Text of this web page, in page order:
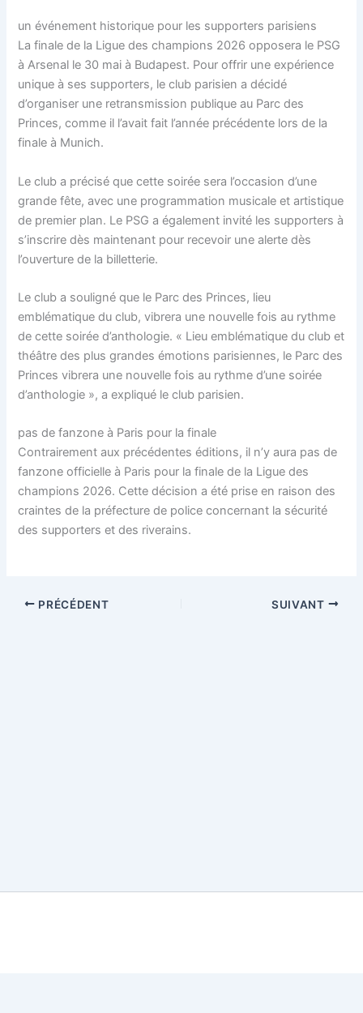
un événement historique pour les supporters parisiens
La finale de la Ligue des champions 2026 opposera le PSG
à Arsenal le 30 mai à Budapest. Pour offrir une expérience
unique à ses supporters, le club parisien a décidé
d’organiser une retransmission publique au Parc des
Princes, comme il l’avait fait l’année précédente lors de la
finale à Munich.
Le club a précisé que cette soirée sera l’occasion d’une
grande fête, avec une programmation musicale et artistique
de premier plan. Le PSG a également invité les supporters à
s’inscrire dès maintenant pour recevoir une alerte dès
l’ouverture de la billetterie.
Le club a souligné que le Parc des Princes, lieu
emblématique du club, vibrera une nouvelle fois au rythme
de cette soirée d’anthologie. « Lieu emblématique du club et
théâtre des plus grandes émotions parisiennes, le Parc des
Princes vibrera une nouvelle fois au rythme d’une soirée
d’anthologie », a expliqué le club parisien.
pas de fanzone à Paris pour la finale
Contrairement aux précédentes éditions, il n’y aura pas de
fanzone officielle à Paris pour la finale de la Ligue des
champions 2026. Cette décision a été prise en raison des
craintes de la préfecture de police concernant la sécurité
des supporters et des riverains.
PRÉCÉDENT SUIVANT